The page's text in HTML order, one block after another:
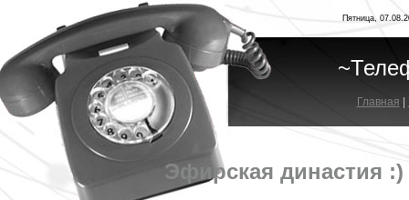
Пятница,
Главная
Эфирская династия